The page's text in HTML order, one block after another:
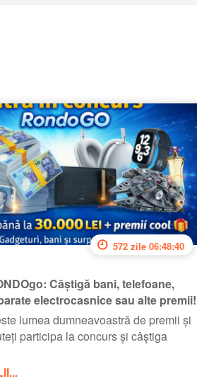
572 zile 06:48:40
Câștigă bani, telefoane,
electrocasnice sau alte premii!
lumea dumneavoastră de premii și
participa la concurs și câștiga